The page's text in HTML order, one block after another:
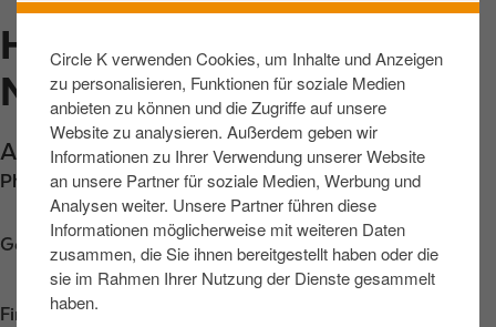
Circle K verwenden Cookies, um Inhalte und Anzeigen
zu personalisieren, Funktionen für soziale Medien
anbieten zu können und die Zugriffe auf unsere
Website zu analysieren. Außerdem geben wir
Informationen zu Ihrer Verwendung unserer Website
an unsere Partner für soziale Medien, Werbung und
Analysen weiter. Unsere Partner führen diese
Informationen möglicherweise mit weiteren Daten
zusammen, die Sie ihnen bereitgestellt haben oder die
sie im Rahmen Ihrer Nutzung der Dienste gesammelt
haben.
u
m
h
a
v
HALLE, AN DER
MAGISTRALE
An der Magistrale 2,Halle,06124,DE
Phone: +493458044362
Get directions
Find us onApp Store